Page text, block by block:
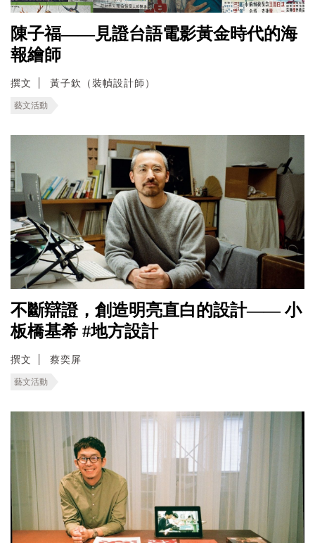
陳子福——見證台語電影黃金時代的海
報繪師
撰文 黃子欽（裝幀設計師）
藝文活動
不斷辯證，創造明亮直白的設計—— 小
板橋基希 #地方設計
撰文 蔡奕屏
藝文活動